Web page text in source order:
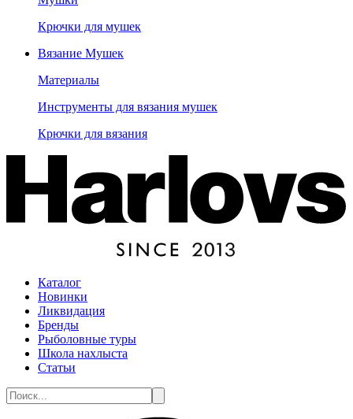
Крючки для мушек
Вязание Мушек
Материалы
Инструменты для вязания мушек
Крючки для вязания
Каталог
Новинки
Ликвидация
Бренды
Рыболовные туры
Школа нахлыста
Статьи